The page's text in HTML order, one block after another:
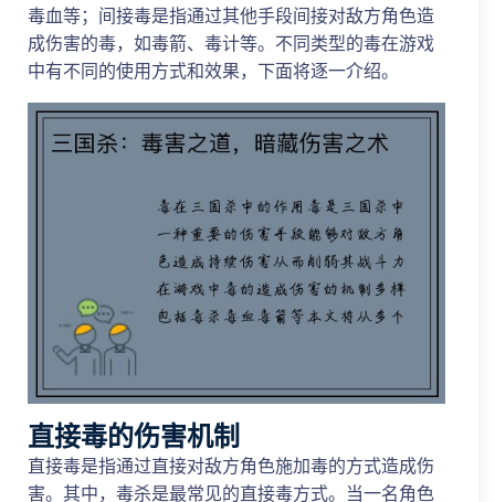
毒血等；间接毒是指通过其他手段间接对敌方角色造
成伤害的毒，如毒箭、毒计等。不同类型的毒在游戏
中有不同的使用方式和效果，下面将逐一介绍。
直接毒的伤害机制
直接毒是指通过直接对敌方角色施加毒的方式造成伤
害。其中，毒杀是最常见的直接毒方式。当一名角色